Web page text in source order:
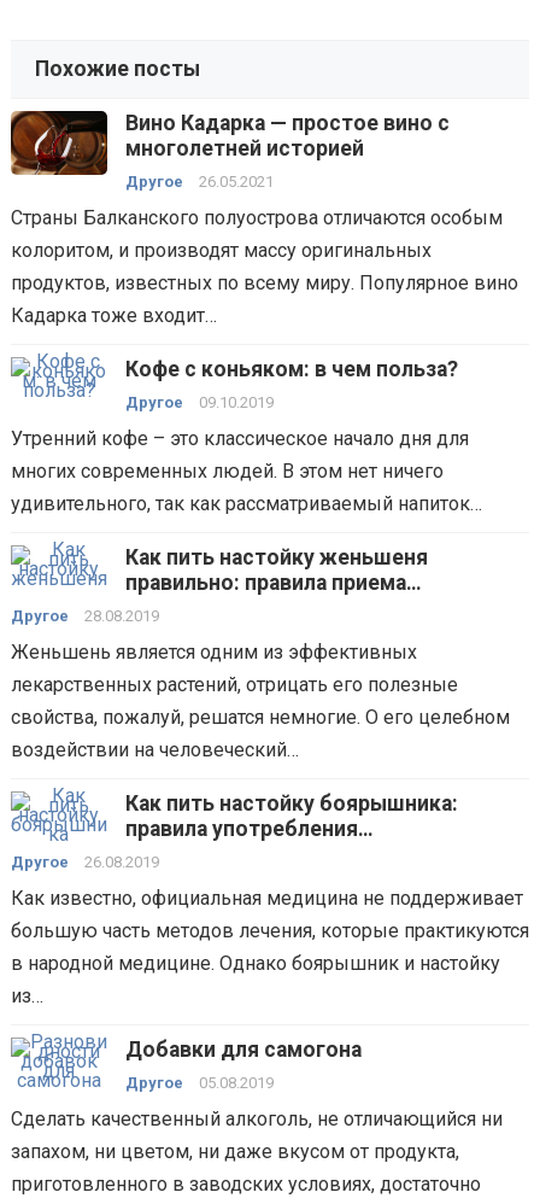
Похожие посты
Вино Кадарка — простое вино с
многолетней историей
Другое 26.05.2021
Страны Балканского полуострова отличаются особым
колоритом, и производят массу оригинальных
продуктов, известных по всему миру. Популярное вино
Кадарка тоже входит…
Кофе с коньяком: в чем польза?
Другое 09.10.2019
Утренний кофе – это классическое начало дня для
многих современных людей. В этом нет ничего
удивительного, так как рассматриваемый напиток…
Как пить настойку женьшеня
правильно: правила приема
эффективного народного средства
Другое 28.08.2019
Женьшень является одним из эффективных
лекарственных растений, отрицать его полезные
свойства, пожалуй, решатся немногие. О его целебном
воздействии на человеческий…
Как пить настойку боярышника:
правила употребления
лекарственного средства
Другое 26.08.2019
Как известно, официальная медицина не поддерживает
большую часть методов лечения, которые практикуются
в народной медицине. Однако боярышник и настойку
из…
Добавки для самогона
Другое 05.08.2019
Сделать качественный алкоголь, не отличающийся ни
запахом, ни цветом, ни даже вкусом от продукта,
приготовленного в заводских условиях, достаточно